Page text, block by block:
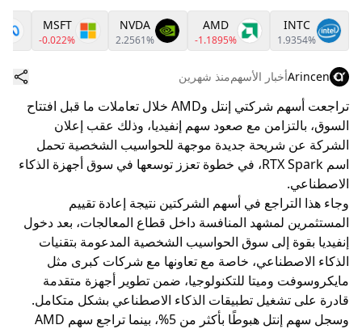
INTC
1.9354%
AMD
-1.1895%
NVDA
2.2561%
MSFT
-0.022%
Arincenأخبار الأسهممنذ شهرين
تراجعت أسهم شركتي إنتل وAMD خلال تعاملات ما قبل افتتاح
السوق، بالتزامن مع صعود سهم إنفيديا، وذلك عقب إعلان
الشركة عن شريحة جديدة موجهة للحواسيب الشخصية تحمل
اسم RTX Spark، في خطوة تعزز توسعها في سوق أجهزة الذكاء
الاصطناعي.
وجاء هذا التراجع في أسهم الشركتين نتيجة إعادة تقييم
المستثمرين لمشهد المنافسة داخل قطاع المعالجات، بعد دخول
إنفيديا بقوة إلى سوق الحواسيب الشخصية المدعومة بتقنيات
الذكاء الاصطناعي، خاصة مع تعاونها مع شركات كبرى مثل
مايكروسوفت وميتا للتكنولوجيا، ضمن تطوير أجهزة متقدمة
قادرة على تشغيل تطبيقات الذكاء الاصطناعي بشكل متكامل.
وسجل سهم إنتل هبوطًا بأكثر من 5%، بينما تراجع سهم AMD